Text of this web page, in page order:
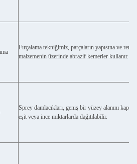
Fırçalama tekniğimiz, parçaların yapısına ve
malzemenin üzerinde abrazif kemerler kullanır.
Sprey damlacıkları, geniş bir yüzey alanını
eşit veya ince miktarlarda dağıtılabilir.